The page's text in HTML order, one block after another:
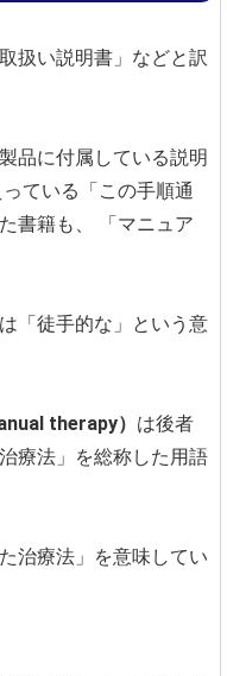
扱い説明書」などと訳
品に付属している説明
ている「この手順通
書籍も、
「マニュア
「徒手的な」という意
therapy） は後者
療法」を総称した用語
治療法」を意味してい